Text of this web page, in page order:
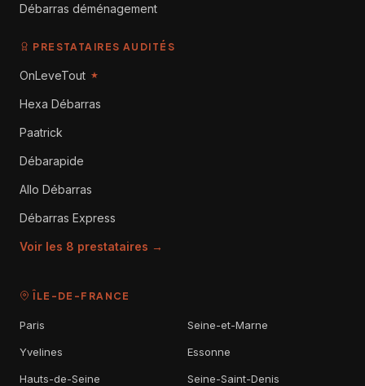
Débarras déménagement
PRESTATAIRES AUDITÉS
OnLeveTout ★
Hexa Débarras
Paatrick
Débarapide
Allo Débarras
Débarras Express
Voir les 8 prestataires →
ÎLE-DE-FRANCE
Paris Seine-et-Marne
Yvelines Essonne
Hauts-de-Seine Seine-Saint-Denis